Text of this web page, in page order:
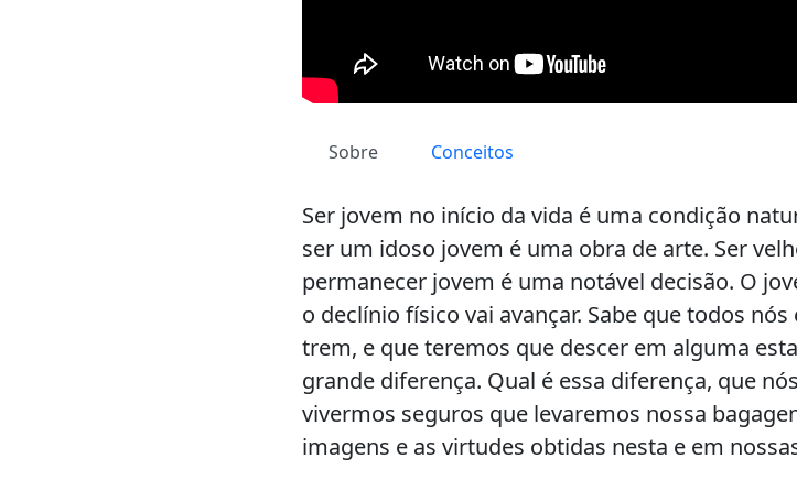
Sobre
Conceitos
Ser jovem no início da vida é uma condição
ser um idoso jovem é uma obra de arte. Ser
permanecer jovem é uma notável decisão. O
o declínio físico vai avançar. Sabe que todos
trem, e que teremos que descer em alguma
grande diferença. Qual é essa diferença, que
vivermos seguros que levaremos nossa
imagens e as virtudes obtidas nesta e em